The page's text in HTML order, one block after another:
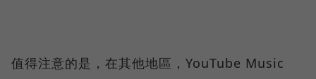
值得注意的是，在其他地區，YouTube Music